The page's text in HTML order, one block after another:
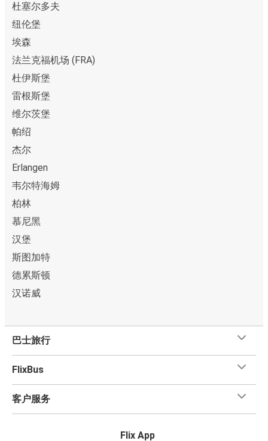
杜塞尔多夫
纽伦堡
埃森
法兰克福机场 (FRA)
杜伊斯堡
雷根斯堡
维尔茨堡
帕绍
杰尔
Erlangen
韦尔特海姆
柏林
慕尼黑
汉堡
斯图加特
德累斯顿
汉诺威
巴士旅行
FlixBus
客户服务
Flix App